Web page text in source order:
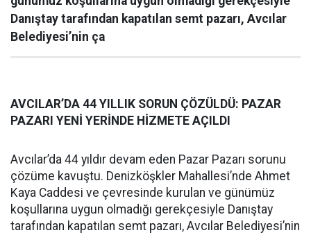
Danıştay tarafından kapatılan semt pazarı, Avcılar
Belediyesi’nin ça
AVCILAR’DA 44 YILLIK SORUN ÇÖZÜLDÜ: PAZAR
PAZARI YENİ YERİNDE HİZMETE AÇILDI
Avcılar’da 44 yıldır devam eden Pazar Pazarı sorunu
çözüme kavuştu. Denizköşkler Mahallesi’nde Ahmet
Kaya Caddesi ve çevresinde kurulan ve günümüz
koşullarına uygun olmadığı gerekçesiyle Danıştay
tarafından kapatılan semt pazarı, Avcılar Belediyesi’nin